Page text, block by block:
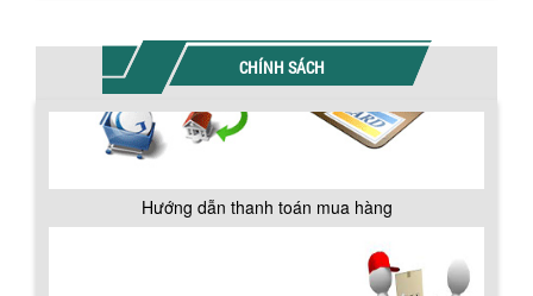
CHÍNH SÁCH
Hướng dẫn thanh toán mua hàng
Máy trộn bột khô 500kg được thiết kế
thân bồn nằm ngang, với cánh trộn bột
Máy trộn bột khô 200kg được gia công
sản xuất tại công ty Á Âu. Máy dùng
trộn các loại bột khô trong các ngành...